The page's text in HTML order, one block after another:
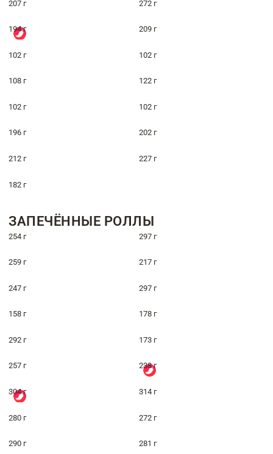
207 г 272 г
194 г 209 г
102 г 102 г
108 г 122 г
102 г 102 г
196 г 202 г
212 г 227 г
182 г
ЗАПЕЧЁННЫЕ РОЛЛЫ
254 г 297 г
259 г 217 г
247 г 297 г
158 г 178 г
292 г 173 г
257 г 238 г
304 г 314 г
280 г 272 г
290 г 281 г